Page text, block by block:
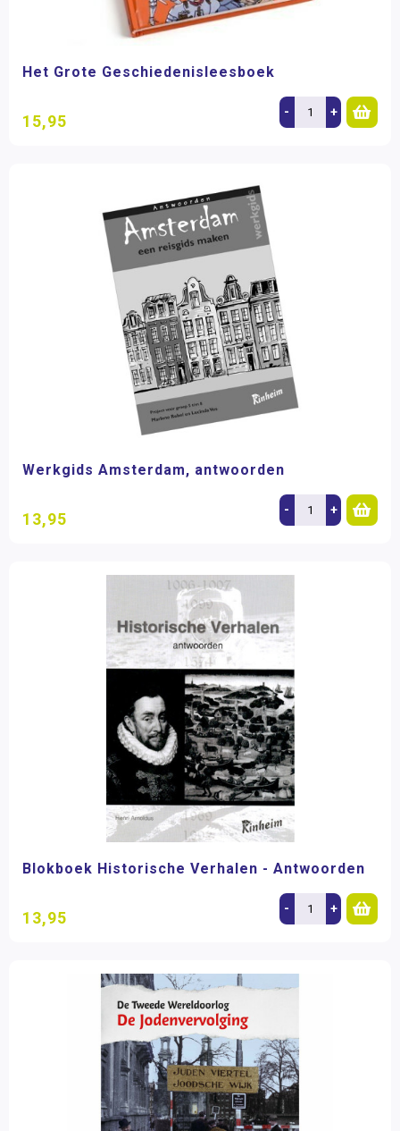
Het Grote Geschiedenisleesboek
15,95 - +
Werkgids Amsterdam, antwoorden
13,95 - +
Blokboek Historische Verhalen - Antwoorden
13,95 - +